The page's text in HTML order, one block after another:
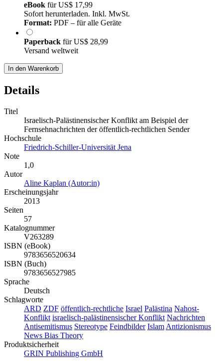
eBook fürUS$ 17,99
Sofort herunterladen. Inkl. MwSt.
Format: PDF – für alle Geräte
Paperback fürUS$ 28,99
Versand weltweit
In den Warenkorb
Details
Titel
Israelisch-Palästinensischer Konflikt am Beispiel der
Fernsehnachrichten der öffentlich-rechtlichen Sender
Hochschule
Friedrich-Schiller-Universität Jena
Note
1,0
Autor
Aline Kaplan (Autor:in)
Erscheinungsjahr
2013
Seiten
57
Katalognummer
V263289
ISBN (eBook)
9783656520634
ISBN (Buch)
9783656527985
Sprache
Deutsch
Schlagworte
ARD ZDF öffentlich-rechtliche Israel Palästina Nahost-
Konflikt israelisch-palästinensischer Konflikt Nachrichten
Antisemitismus Stereotype Feindbilder Islam Antizionismus
News Bias Theory
Produktsicherheit
GRIN Publishing GmbH